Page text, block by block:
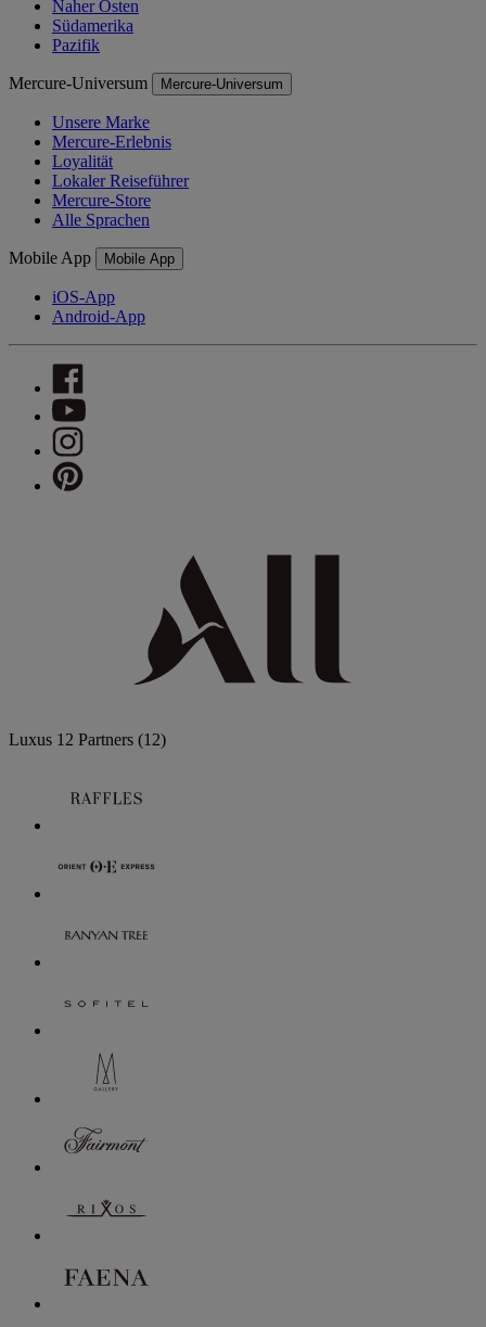
Naher Osten
Südamerika
Pazifik
Mercure-Universum Mercure-Universum
Unsere Marke
Mercure-Erlebnis
Loyalität
Lokaler Reiseführer
Mercure-Store
Alle Sprachen
Mobile App Mobile App
iOS-App
Android-App
Luxus 12 Partners (12)